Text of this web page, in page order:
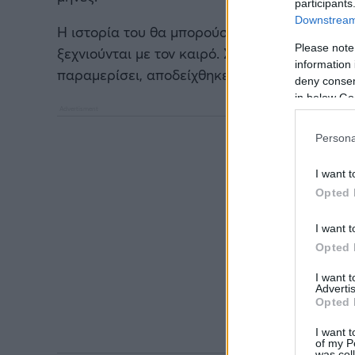
Please
information
deny
in below
I want
Opted
I want
Opted
I want
Opted
I want
of my
Η ιστορία του θα μπορούσε να συμβεί σε
ξεχνιούνται με τον καιρό. Στην περίπτωση
παραμερίσει, αποδείχθηκε το εισιτήριο για